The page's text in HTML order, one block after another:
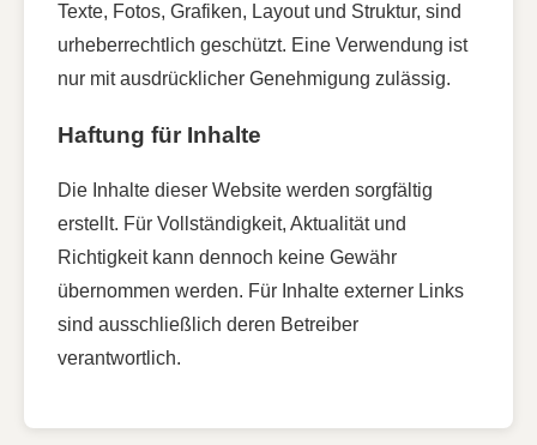
Texte, Fotos, Grafiken, Layout und Struktur, sind
urheberrechtlich geschützt. Eine Verwendung ist
nur mit ausdrücklicher Genehmigung zulässig.
Haftung für Inhalte
Die Inhalte dieser Website werden sorgfältig
erstellt. Für Vollständigkeit, Aktualität und
Richtigkeit kann dennoch keine Gewähr
übernommen werden. Für Inhalte externer Links
sind ausschließlich deren Betreiber
verantwortlich.